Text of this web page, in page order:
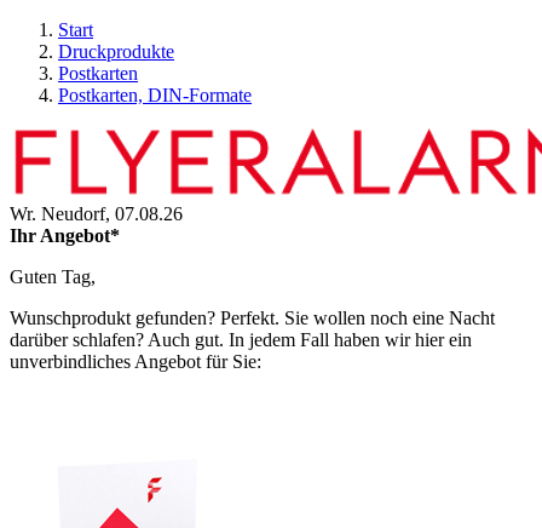
Start
Druckprodukte
Postkarten
Postkarten, DIN-Formate
Wr. Neudorf, 07.08.26
Ihr Angebot*
Guten Tag,
Wunschprodukt gefunden? Perfekt. Sie wollen noch eine Nacht
darüber schlafen? Auch gut. In jedem Fall haben wir hier ein
unverbindliches Angebot für Sie: